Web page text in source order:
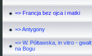
=> Francja bez ojca i matki
=> Antygony
=> W. Półtawska, in vitro - gwałt
na Bogu